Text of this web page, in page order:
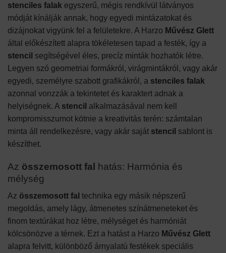
stenciles falak egyszerű, mégis rendkívül látványos
módját kínálják annak, hogy egyedi mintázatokat és
dizájnokat vigyünk fel a felületekre. A Harzo Művész Glett
által előkészített alapra tökéletesen tapad a festék, így a
stencil segítségével éles, precíz minták hozhatók létre.
Legyen szó geometriai formákról, virágmintákról, vagy akár
egyedi, személyre szabott grafikákról, a stenciles falak
azonnal vonzzák a tekintetet és karaktert adnak a
helyiségnek. A stencil alkalmazásával nem kell
kompromisszumot kötnie a kreativitás terén: számtalan
minta áll rendelkezésre, vagy akár saját stencil sablont is
készíthet.
Az összemosott fal hatás: Harmónia és
mélység
Az összemosott fal technika egy másik népszerű
megoldás, amely lágy, átmenetes színátmeneteket és
finom textúrákat hoz létre, mélységet és harmóniát
kölcsönözve a térnek. Ezt a hatást a Harzo Művész Glett
alapra felvitt, különböző árnyalatú festékek speciális